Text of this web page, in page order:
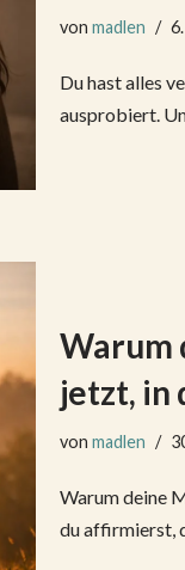
von madlen
Du hast alles
ausprobiert.
Warum
jetzt, in
von madlen
Warum deine
du affirmierst,